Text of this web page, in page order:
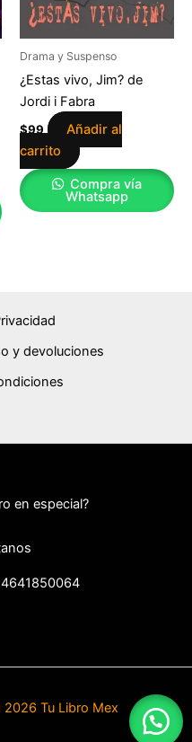
Drama y Suspenso
¿Estas vivo, Jim? de
Jordi i Fabra
$99
Añadir al
carrito
Compra vía
Whatsapp
y devoluciones
en especial?
50064
Tu Libro Mex